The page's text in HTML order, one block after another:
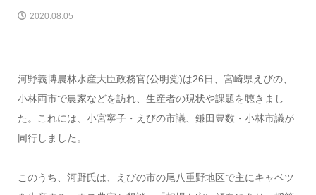
2020.08.05
河野義博農林水産大臣政務官(公明党)は26日、宮崎県えびの、
小林両市で農家などを訪れ、生産者の現状や課題を聴きまし
た。これには、小宮寧子・えびの市議、鎌田豊数・小林市議が
同行しました。
このうち、河野氏は、えびの市の尾八重野地区で主にキャベツ